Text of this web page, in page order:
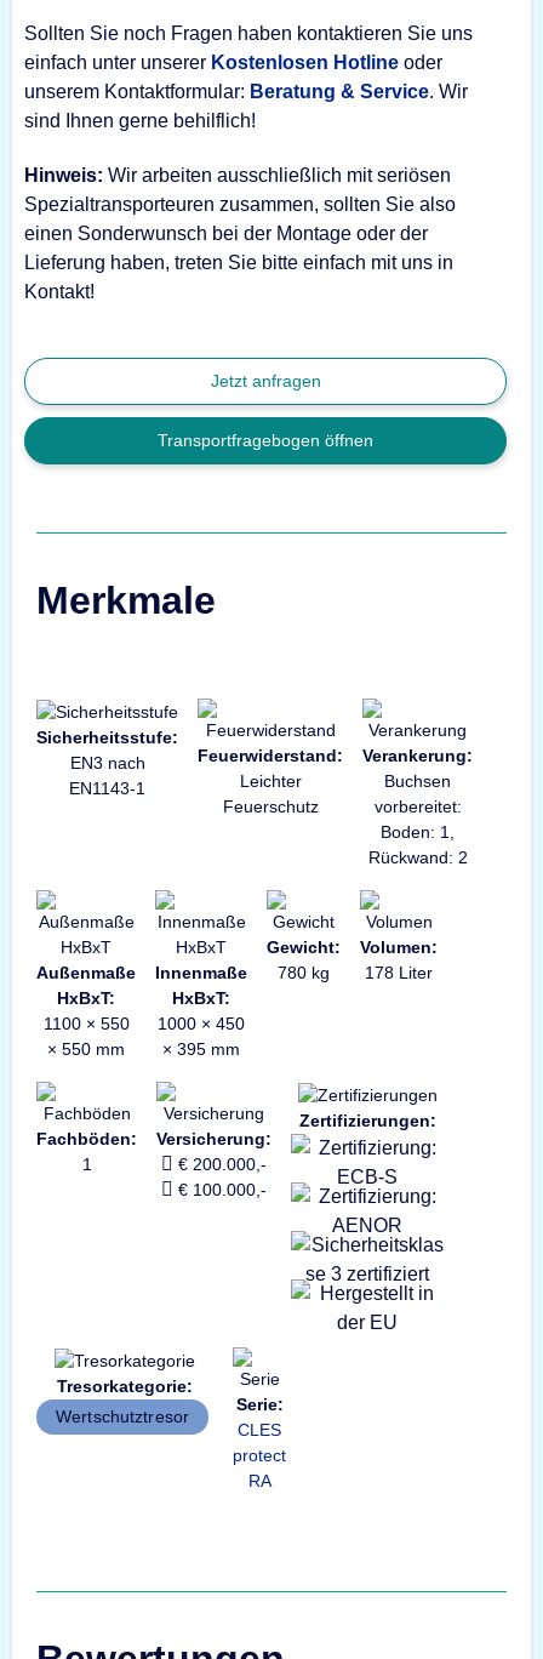
Sollten Sie noch Fragen haben kontaktieren Sie uns
einfach unter unserer Kostenlosen Hotline oder
unserem Kontaktformular: Beratung & Service. Wir
sind Ihnen gerne behilflich!
Hinweis: Wir arbeiten ausschließlich mit seriösen
Spezialtransporteuren zusammen, sollten Sie also
einen Sonderwunsch bei der Montage oder der
Lieferung haben, treten Sie bitte einfach mit uns in
Kontakt!
Jetzt anfragen
Transportfragebogen öffnen
Merkmale
Sicherheitsstufe:
EN3 nach
EN1143-1
Feuerwiderstand:
Leichter
Feuerschutz
Verankerung:
Buchsen
vorbereitet:
Boden: 1,
Rückwand: 2
Außenmaße
HxBxT:
1100 × 550
× 550 mm
Innenmaße
HxBxT:
1000 × 450
× 395 mm
Gewicht:
780 kg
Volumen:
178 Liter
Fachböden:
1
Versicherung:
€ 200.000,-
€ 100.000,-
Zertifizierungen:
Tresorkategorie:
Wertschutztresor
Serie:
CLES
protect
RA